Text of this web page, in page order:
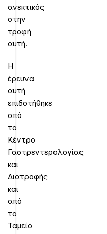
ανεκτικός
στην
τροφή
αυτή.
Η
έρευνα
αυτή
επιδοτήθηκε
από
το
Κέντρο
Γαστρεντερολογίας
και
Διατροφής
και
από
το
Ταμείο